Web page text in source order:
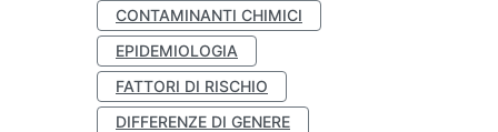
CONTAMINANTI CHIMICI
EPIDEMIOLOGIA
FATTORI DI RISCHIO
DIFFERENZE DI GENERE